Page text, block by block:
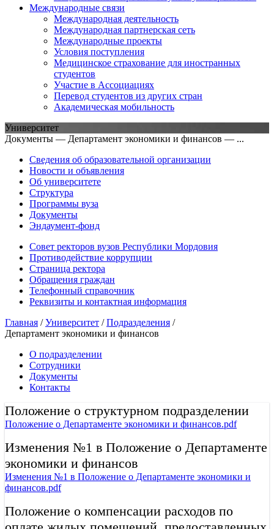
Международные связи
Международная деятельность
Международная партнерская сеть
Международные проекты
Условия поступления
Медицинское страхование для иностранных
студентов
Участие в Ассоциациях
Перевод студентов из других стран
Академическая мобильность
Университет
Документы — Департамент экономики и финансов — ...
Сведения об образовательной организации
Новости и объявления
Об университете
Структура
Программы вуза
Документы
Эндаумент-фонд
Совет ректоров вузов Республики Мордовия
Противодействие коррупции
Страница ректора
Обращения граждан
Телефонный справочник
Реквизиты и контактная информация
Главная /Университет /Подразделения /
Департамент экономики и финансов
О подразделении
Сотрудники
Документы
Контакты
Положение о структурном подразделении
Положение о Департаменте экономики и финансов.pdf
Изменения №1 в Положение о Департаменте
экономики и финансов
Изменения №1 в Положение о Департаменте экономики и
финансов.pdf
Положение о компенсации расходов по